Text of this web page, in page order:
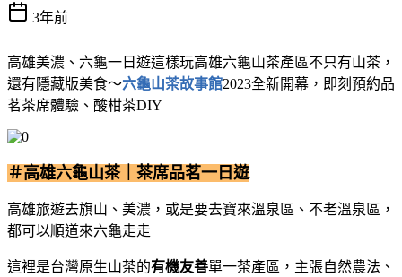
3年前
高雄美濃、六龜一日遊這樣玩高雄六龜山茶產區不只有山茶，
還有隱藏版美食～六龜山茶故事館2023全新開幕，即刻預約品
茗茶席體驗、酸柑茶DIY
＃高雄六龜山茶｜茶席品茗一日遊
高雄旅遊去旗山、美濃，或是要去寶來溫泉區、不老溫泉區，
都可以順道來六龜走走
這裡是台灣原生山茶的有機友善單一茶產區，主張自然農法、